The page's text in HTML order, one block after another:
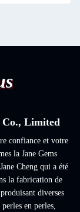
Co., Limited
confiance et votre
la Jane Gems
Cheng qui a été
la fabrication de
diverses
en perles,